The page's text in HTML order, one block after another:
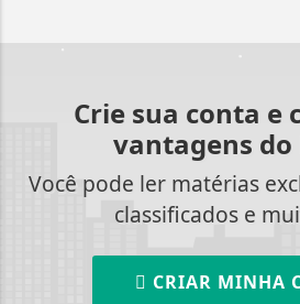
Crie sua conta e
vantagens
Você pode ler matérias
classificados e
CRIAR MINHA